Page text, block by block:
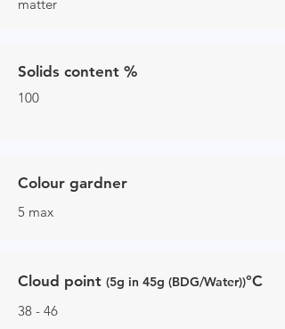
matter
Solids content %
100
Colour gardner
5 max
Cloud point (5g in 45g (BDG/Water))°C
38 - 46